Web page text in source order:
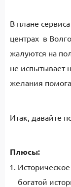
В плане
центрах в
жалуются на
не испытывает
желания
Итак, давайте
Плюсы:
богатой